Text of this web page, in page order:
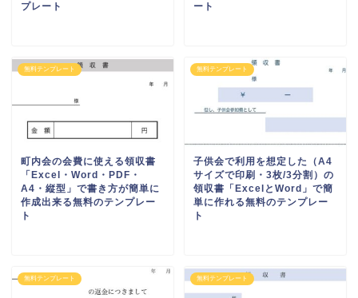
プレート
ート
無料テンプレート
町内会の会費に使える領収書
「Excel・Word・PDF・
A4・縦型」で書き方が簡単に
作成出来る無料のテンプレー
ト
無料テンプレート
子供会で利用を想定した（A4
サイズで印刷・3枚/3分割）の
領収書「ExcelとWord」で簡
単に作れる無料のテンプレー
ト
無料テンプレート 無料テンプレート